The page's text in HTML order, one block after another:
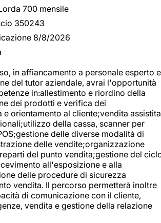
700 mensile
350243
8/8/2026
in affiancamento a personale esperto e
del tutor aziendale, avrai l'opportunità
in:allestimento e riordino della
dei prodotti e verifica dei
e orientamento al cliente;vendita assistita
della cassa, scanner per
delle diverse modalità di
delle vendite;organizzazione
del punto vendita;gestione del
all'esposizione e alla
delle procedure di sicurezza
vendita. Il percorso permetterà inoltre
di comunicazione con il cliente,
vendita e gestione della relazione